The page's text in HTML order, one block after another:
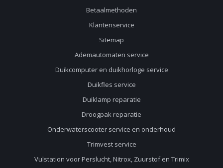
Betaalmethoden
Klantenservice
Sitemap
Ademautomaten service
Duikcomputer en duikhorloge service
Duikfles service
Duiklamp reparatie
Droogpak reparatie
Onderwaterscooter service en onderhoud
Trimvest service
Vulstation voor Perslucht, Nitrox, Zuurstof en Trimix